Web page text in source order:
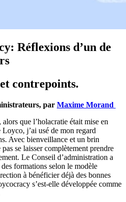
Réflexions d’un de
contrepoints.
par Maxime Morand
que l’holacratie était mise en
j’ai usé de mon regard
Avec bienveillance et un brin
se laisser complètement prendre
Le Conseil d’administration a
formations selon le modèle
à bénéficier déjà des bonnes
s’est-elle développée comme